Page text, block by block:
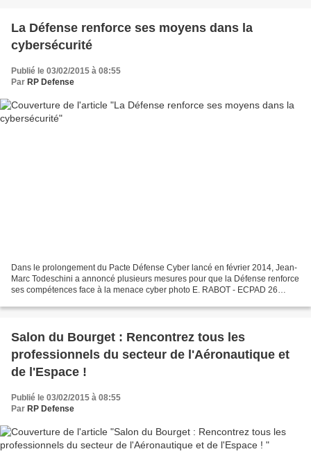
La Défense renforce ses moyens dans la
cybersécurité
Publié le 03/02/2015 à 08:55
Par RP Defense
Dans le prolongement du Pacte Défense Cyber lancé en février 2014, Jean-
Marc Todeschini a annoncé plusieurs mesures pour que la Défense renforce
ses compétences face à la menace cyber photo E. RABOT - ECPAD 26
Salon du Bourget : Rencontrez tous les
professionnels du secteur de l'Aéronautique et
de l'Espace !
Publié le 03/02/2015 à 08:55
Par RP Defense